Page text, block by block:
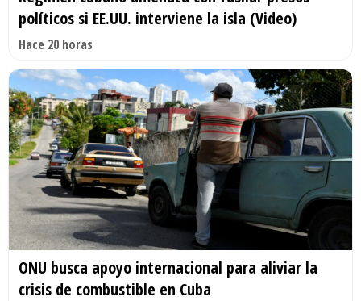
políticos si EE.UU. interviene la isla (Video)
Hace 20 horas
ONU busca apoyo internacional para aliviar la
crisis de combustible en Cuba